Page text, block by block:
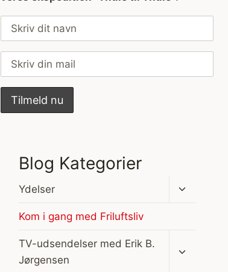
Blog Kategorier
Ydelser
Skift
Kom i gang med Friluftsliv
TV-udsendelser med Erik B.
Jørgensen